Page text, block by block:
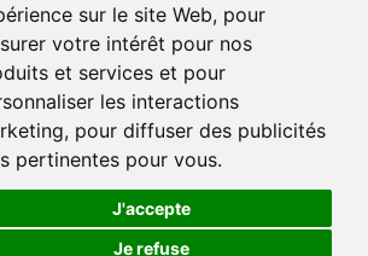
sur le site Web, pour
votre intérêt pour nos
et services et pour
les interactions
, pour diffuser des publicités
pertinentes pour vous.
J'accepte
Je refuse
1 800 463-5142
Plan du site
Politique de confidentialité
Réalisation du site